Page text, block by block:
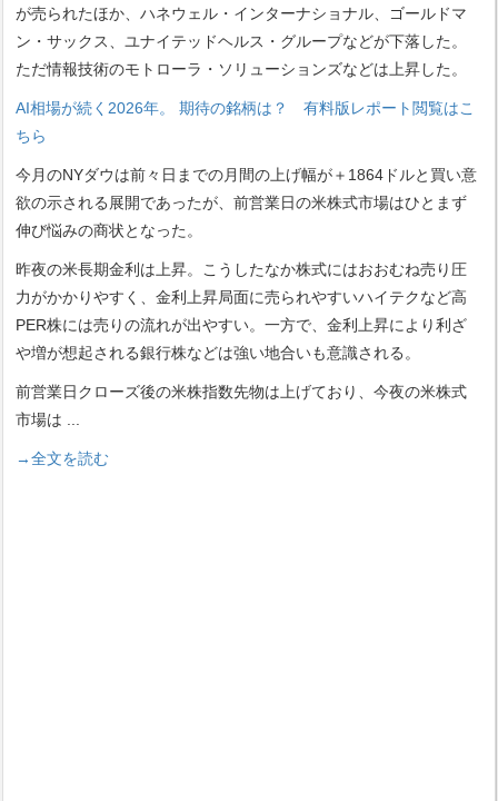
が売られたほか、ハネウェル・インターナショナル、ゴールドマ
ン・サックス、ユナイテッドヘルス・グループなどが下落した。
ただ情報技術のモトローラ・ソリューションズなどは上昇した。
AI相場が続く2026年。 期待の銘柄は？ 有料版レポート閲覧はこ
ちら
今月のNYダウは前々日までの月間の上げ幅が＋1864ドルと買い意
欲の示される展開であったが、前営業日の米株式市場はひとまず
伸び悩みの商状となった。
昨夜の米長期金利は上昇。こうしたなか株式にはおおむね売り圧
力がかかりやすく、金利上昇局面に売られやすいハイテクなど高
PER株には売りの流れが出やすい。一方で、金利上昇により利ざ
や増が想起される銀行株などは強い地合いも意識される。
前営業日クローズ後の米株指数先物は上げており、今夜の米株式
市場は
→全文を読む